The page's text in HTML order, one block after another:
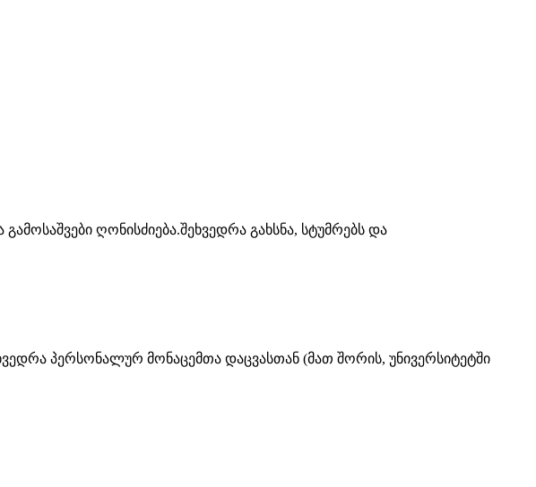
ღონისძიება.შეხვედრა გახსნა, სტუმრებს და
პერსონალურ მონაცემთა დაცვასთან (მათ შორის, უნივერსიტეტში